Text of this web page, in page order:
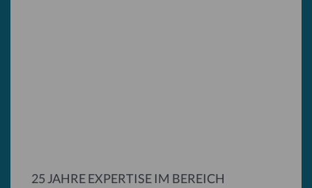
25 JAHRE EXPERTISE IM BEREICH